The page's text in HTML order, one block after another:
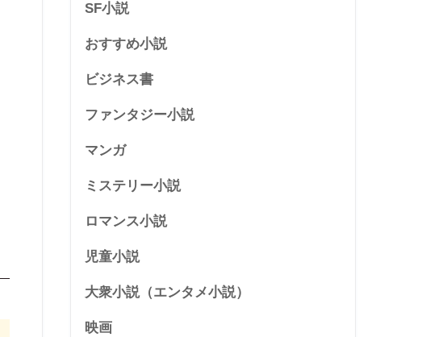
SF小説
おすすめ小説
ビジネス書
ファンタジー小説
マンガ
ミステリー小説
ロマンス小説
児童小説
大衆小説（エンタメ小説）
映画